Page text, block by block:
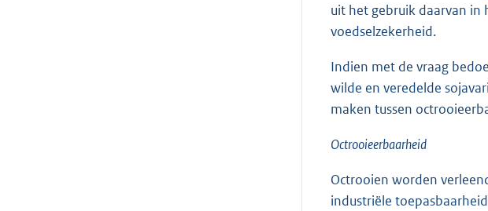
uit het gebruik daarvan in
voedselzekerheid.
Indien met de vraag
wilde en veredelde
maken tussen
Octrooieerbaarheid
Octrooien worden
industriële